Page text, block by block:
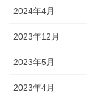
2024年4月
2023年12月
2023年5月
2023年4月